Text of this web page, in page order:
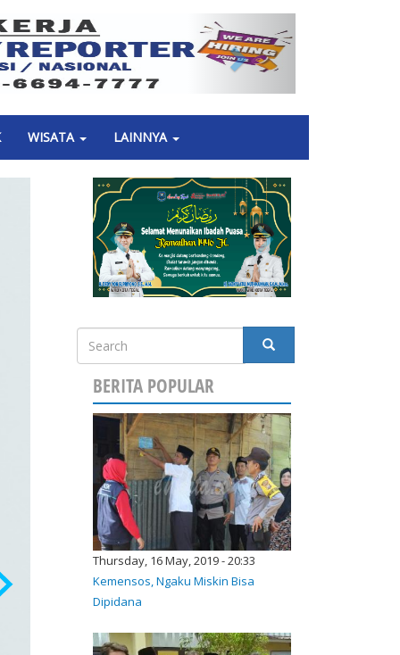
Next
WISATA LAINNYA
Search
SEARCH
BERITA POPULAR
Thursday, 16 May, 2019 - 20:33
Kemensos, Ngaku Miskin Bisa
Dipidana